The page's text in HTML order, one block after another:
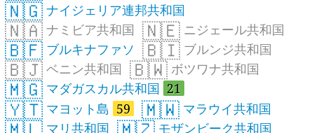
🇳🇬 ナイジェリア連邦共和国
🇳🇦 ナミビア共和国 🇳🇪 ニジェール共和国
🇧🇫 ブルキナファソ 🇧🇮 ブルンジ共和国
🇧🇯 ベニン共和国 🇧🇼 ボツワナ共和国
🇲🇬 マダガスカル共和国 21
🇾🇹 マヨット島 59 🇲🇼 マラウイ共和国
マリ共和国 モザンビーク共和国